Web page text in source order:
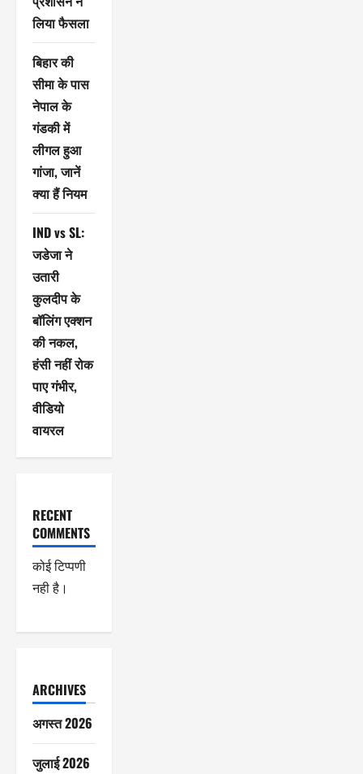
लिया फैसला
बिहार की
सीमा के पास
नेपाल के
गंडकी में
लीगल हुआ
गांजा, जानें
क्या हैं नियम
IND vs SL:
जडेजा ने
उतारी
कुलदीप के
बॉलिंग एक्शन
की नकल,
हंसी नहीं रोक
पाए गंभीर,
वीडियो
वायरल
RECENT
COMMENTS
कोई टिप्पणी
नही है।
ARCHIVES
अगस्त 2026
जुलाई 2026